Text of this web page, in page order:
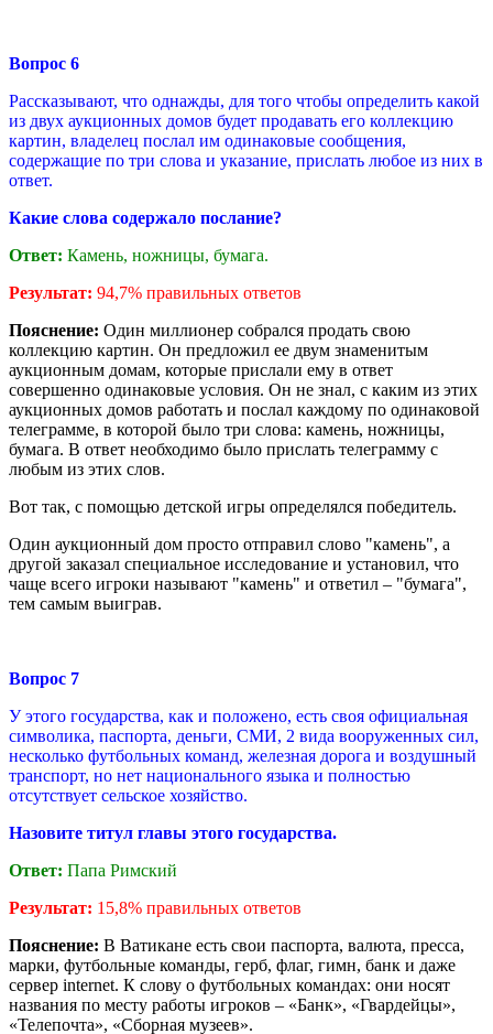
Вопрос 6
Рассказывают, что однажды, для того чтобы определить какой
из двух аукционных домов будет продавать его коллекцию
картин, владелец послал им одинаковые сообщения,
содержащие по три слова и указание, прислать любое из них в
ответ.
Какие слова содержало послание?
Ответ: Камень, ножницы, бумага.
Результат: 94,7% правильных ответов
Пояснение: Один миллионер собрался продать свою
коллекцию картин. Он предложил ее двум знаменитым
аукционным домам, которые прислали ему в ответ
совершенно одинаковые условия. Он не знал, с каким из этих
аукционных домов работать и послал каждому по одинаковой
телеграмме, в которой было три слова: камень, ножницы,
бумага. В ответ необходимо было прислать телеграмму с
любым из этих слов.
Вот так, с помощью детской игры определялся победитель.
Один аукционный дом просто отправил слово "камень", а
другой заказал специальное исследование и установил, что
чаще всего игроки называют "камень" и ответил – "бумага",
тем самым выиграв.
Вопрос 7
У этого государства, как и положено, есть своя официальная
символика, паспорта, деньги, СМИ, 2 вида вооруженных сил,
несколько футбольных команд, железная дорога и воздушный
транспорт, но нет национального языка и полностью
отсутствует сельское хозяйство.
Назовите титул главы этого государства.
Ответ: Папа Римский
Результат: 15,8% правильных ответов
Пояснение: В Ватикане есть свои паспорта, валюта, пресса,
марки, футбольные команды, герб, флаг, гимн, банк и даже
сервер internet. К слову о футбольных командах: они носят
названия по месту работы игроков – «Банк», «Гвардейцы»,
«Телепочта», «Сборная музеев».